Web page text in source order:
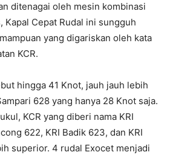
ditenagai oleh mesin kombinasi
Kapal Cepat Rudal ini sungguh
yang digariskan oleh kata
KCR.
hingga 41 Knot, jauh jauh lebih
628 yang hanya 28 Knot saja.
KCR yang diberi nama KRI
622, KRI Badik 623, dan KRI
superior. 4 rudal Exocet menjadi